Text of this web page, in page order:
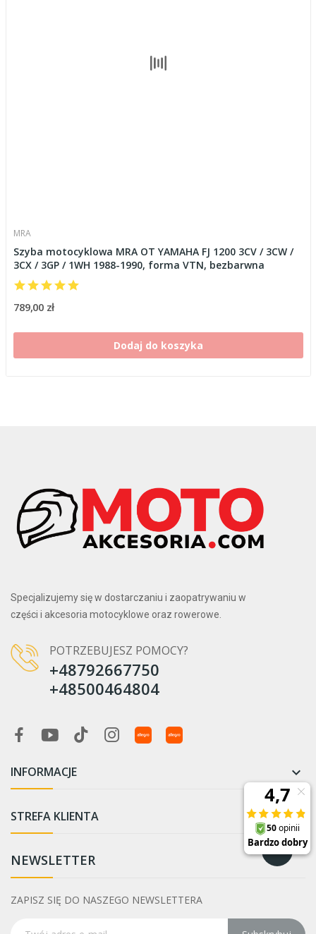
MRA
Szyba motocyklowa MRA OT YAMAHA FJ 1200 3CV / 3CW /
3CX / 3GP / 1WH 1988-1990, forma VTN, bezbarwna
789,00 zł
Dodaj do koszyka
Specjalizujemy się w dostarczaniu i zaopatrywaniu w
części i akcesoria motocyklowe oraz rowerowe.
POTRZEBUJESZ POMOCY?
+48792667750
+48500464804
INFORMACJE 
STREFA KLIENTA 
NEWSLETTER
ZAPISZ SIĘ DO NASZEGO NEWSLETTERA